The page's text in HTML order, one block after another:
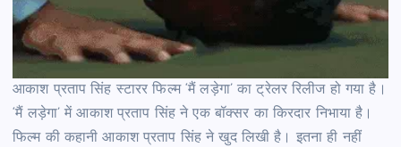
आकाश प्रताप सिंह स्टारर फिल्म ‘मैं लड़ेगा’ का ट्रेलर रिलीज हो गया है।
‘मैं लड़ेगा’ में आकाश प्रताप सिंह ने एक बॉक्सर का किरदार निभाया है।
फिल्म की कहानी आकाश प्रताप सिंह ने खुद लिखी है। इतना ही नहीं